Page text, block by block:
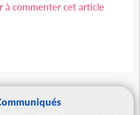
à commenter cet article